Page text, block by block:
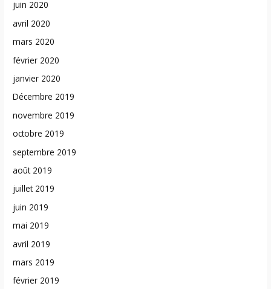
juin 2020
avril 2020
mars 2020
février 2020
janvier 2020
Décembre 2019
novembre 2019
octobre 2019
septembre 2019
août 2019
juillet 2019
juin 2019
mai 2019
avril 2019
mars 2019
février 2019